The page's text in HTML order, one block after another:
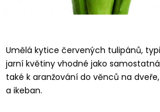
Umělá kytice červených tulipánů,
jarní květiny vhodné jako
také k aranžování do věnců na
a ikeban.